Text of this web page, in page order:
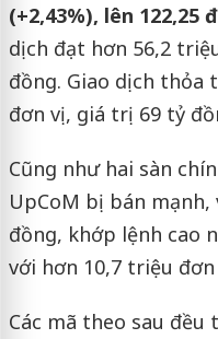
(+2,43%), lên 122,25
dịch đạt hơn 56,2
đồng. Giao dịch thỏa
đơn vị, giá trị 69 tỷ
Cũng như hai sàn
UpCoM bị bán mạnh,
đồng, khớp lệnh cao
với hơn 10,7 triệu đơn
Các mã theo sau đều